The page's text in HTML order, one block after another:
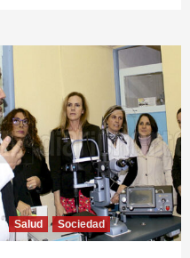
Salud Sociedad